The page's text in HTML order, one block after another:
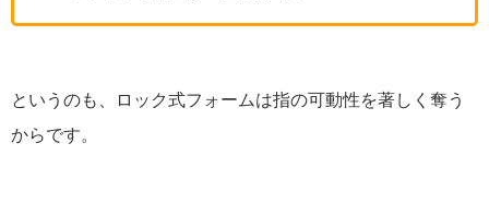
というのも、ロック式フォームは指の可動性を著しく奪う
からです。